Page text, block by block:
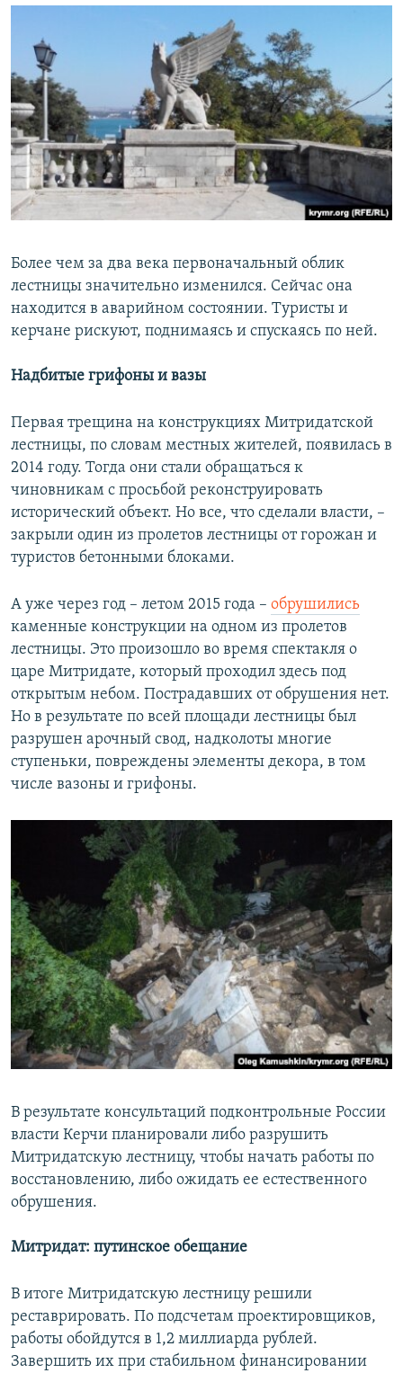
Более чем за два века первоначальный облик
лестницы значительно изменился. Сейчас она
находится в аварийном состоянии. Туристы и
керчане рискуют, поднимаясь и спускаясь по ней.
Надбитые грифоны и вазы
Первая трещина на конструкциях Митридатской
лестницы, по словам местных жителей, появилась в
2014 году. Тогда они стали обращаться к
чиновникам с просьбой реконструировать
исторический объект. Но все, что сделали власти, –
закрыли один из пролетов лестницы от горожан и
туристов бетонными блоками.
А уже через год – летом 2015 года – обрушились
каменные конструкции на одном из пролетов
лестницы. Это произошло во время спектакля о
царе Митридате, который проходил здесь под
открытым небом. Пострадавших от обрушения нет.
Но в результате по всей площади лестницы был
разрушен арочный свод, надколоты многие
ступеньки, повреждены элементы декора, в том
числе вазоны и грифоны.
В результате консультаций подконтрольные России
власти Керчи планировали либо разрушить
Митридатскую лестницу, чтобы начать работы по
восстановлению, либо ожидать ее естественного
обрушения.
Митридат: путинское обещание
В итоге Митридатскую лестницу решили
реставрировать. По подсчетам проектировщиков,
работы обойдутся в 1,2 миллиарда рублей.
Завершить их при стабильном финансировании